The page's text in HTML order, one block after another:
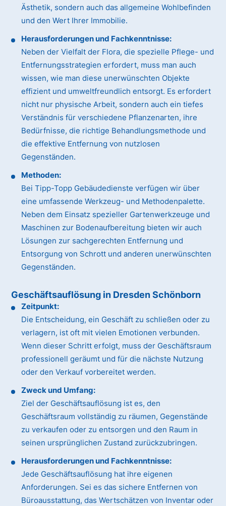
Ästhetik, sondern auch das allgemeine Wohlbefinden
und den Wert Ihrer Immobilie.
Herausforderungen und Fachkenntnisse:
Neben der Vielfalt der Flora, die spezielle Pflege- und
Entfernungsstrategien erfordert, muss man auch
wissen, wie man diese unerwünschten Objekte
effizient und umweltfreundlich entsorgt. Es erfordert
nicht nur physische Arbeit, sondern auch ein tiefes
Verständnis für verschiedene Pflanzenarten, ihre
Bedürfnisse, die richtige Behandlungsmethode und
die effektive Entfernung von nutzlosen
Gegenständen.
Methoden:
Bei Tipp-Topp Gebäudedienste verfügen wir über
eine umfassende Werkzeug- und Methodenpalette.
Neben dem Einsatz spezieller Gartenwerkzeuge und
Maschinen zur Bodenaufbereitung bieten wir auch
Lösungen zur sachgerechten Entfernung und
Entsorgung von Schrott und anderen unerwünschten
Gegenständen.
Geschäftsauflösung in Dresden Schönborn
Zeitpunkt:
Die Entscheidung, ein Geschäft zu schließen oder zu
verlagern, ist oft mit vielen Emotionen verbunden.
Wenn dieser Schritt erfolgt, muss der Geschäftsraum
professionell geräumt und für die nächste Nutzung
oder den Verkauf vorbereitet werden.
Zweck und Umfang:
Ziel der Geschäftsauflösung ist es, den
Geschäftsraum vollständig zu räumen, Gegenstände
zu verkaufen oder zu entsorgen und den Raum in
seinen ursprünglichen Zustand zurückzubringen.
Herausforderungen und Fachkenntnisse:
Jede Geschäftsauflösung hat ihre eigenen
Anforderungen. Sei es das sichere Entfernen von
Büroausstattung, das Wertschätzen von Inventar oder